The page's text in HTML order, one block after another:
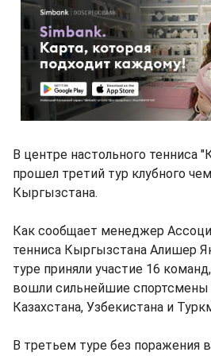
В центре настольного тенниса
прошел третий тур клубного
Кыргызстана.
Как сообщает менеджер
тенниса Кыргызстана Алишер
туре приняли участие 16
вошли сильнейшие
Казахстана, Узбекистана и
В третьем туре без поражения